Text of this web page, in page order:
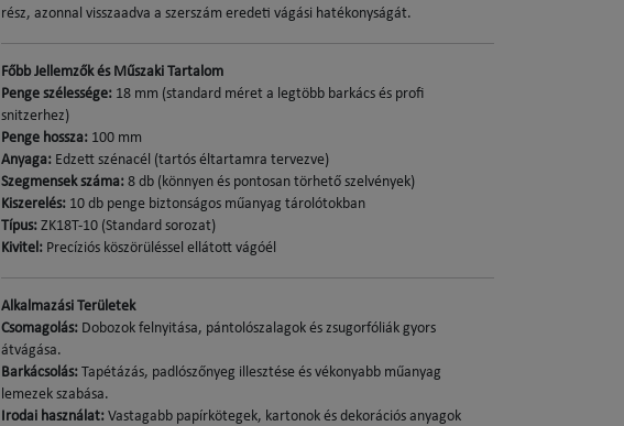
rész, azonnal visszaadva a szerszám eredeti vágási hatékonyságát.
Főbb Jellemzők és Műszaki Tartalom
Penge szélessége: 18 mm (standard méret a legtöbb barkács és profi
snitzerhez)
Penge hossza: 100 mm
Anyaga: Edzett szénacél (tartós éltartamra tervezve)
Szegmensek száma: 8 db (könnyen és pontosan törhető szelvények)
Kiszerelés: 10 db penge biztonságos műanyag tárolótokban
Típus: ZK18T-10 (Standard sorozat)
Kivitel: Precíziós köszörüléssel ellátott vágóél
Alkalmazási Területek
Csomagolás: Dobozok felnyitása, pántolószalagok és zsugorfóliák gyors
átvágása.
Barkácsolás: Tapétázás, padlószőnyeg illesztése és vékonyabb műanyag
lemezek szabása.
Irodai használat: Vastagabb papírkötegek, kartonok és dekorációs anyagok